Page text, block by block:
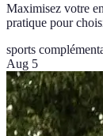
Maximisez votre
pratique pour
sports
Aug 5